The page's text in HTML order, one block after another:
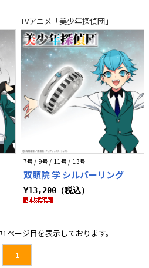
TVアニメ「美少年探偵団」
7号 / 9号 / 11号 / 13号
双頭院 学 シルバーリング
¥13,200（税込）
ページ目を表示しております。
1